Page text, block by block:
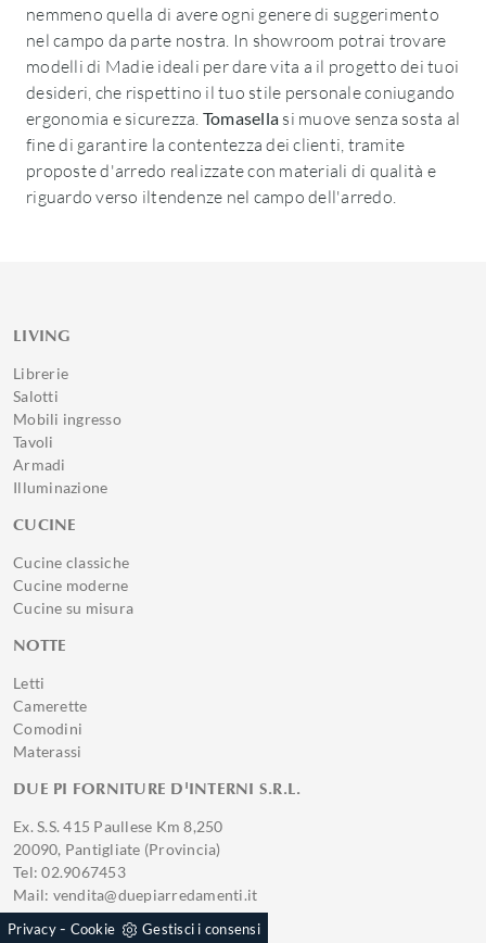
nemmeno quella di avere ogni genere di suggerimento
nel campo da parte nostra. In showroom potrai trovare
modelli di Madie ideali per dare vita a il progetto dei tuoi
desideri, che rispettino il tuo stile personale coniugando
ergonomia e sicurezza. Tomasella si muove senza sosta al
fine di garantire la contentezza dei clienti, tramite
proposte d'arredo realizzate con materiali di qualità e
riguardo verso iltendenze nel campo dell'arredo.
LIVING
Librerie
Salotti
Mobili ingresso
Tavoli
Armadi
Illuminazione
CUCINE
Cucine classiche
Cucine moderne
Cucine su misura
NOTTE
Letti
Camerette
Comodini
Materassi
DUE PI FORNITURE D'INTERNI S.R.L.
Ex. S.S. 415 Paullese Km 8,250
20090, Pantigliate (Provincia)
Tel: 02.9067453
Mail: vendita@duepiarredamenti.it
P.IVA 01221560194
Privacy- Cookie Gestisci i consensi